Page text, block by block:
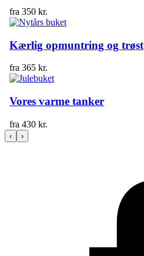
fra 350 kr.
Kærlig opmuntring og trøst
fra 365 kr.
Vores varme tanker
fra 430 kr.
‹ ›